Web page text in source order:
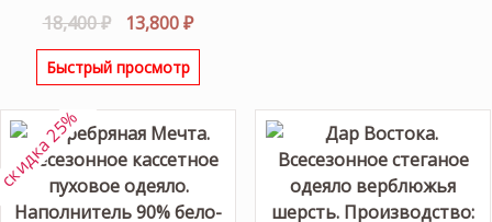
18,400₽
Первоначальная
цена
составляла
13,800₽Текущая
цена:
Быстрый просмотр
25%